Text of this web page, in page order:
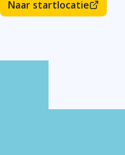
Naar startlocatie